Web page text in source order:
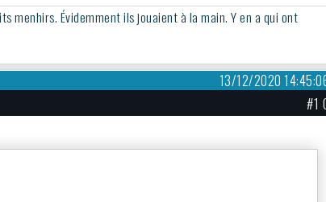
menhirs. Évidemment ils jouaient à la main. Y en a qui ont
13/12/2020
#1